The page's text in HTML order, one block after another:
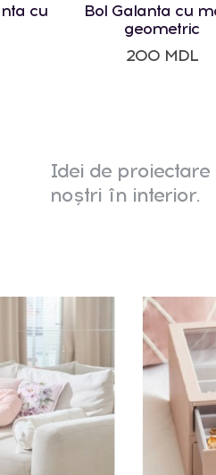
cu
Bol Galanta cu
geometric
200 MDL
Idei de
noștri în interior.